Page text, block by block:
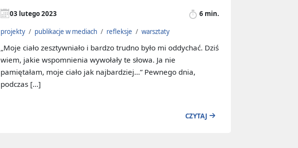
03 lutego 2023 6 min.
projekty / publikacje w mediach / refleksje / warsztaty
„Moje ciało zesztywniało i bardzo trudno było mi oddychać. Dziś
wiem, jakie wspomnienia wywołały te słowa. Ja nie
pamiętałam, moje ciało jak najbardziej…” Pewnego dnia,
podczas […]
CZYTAJ